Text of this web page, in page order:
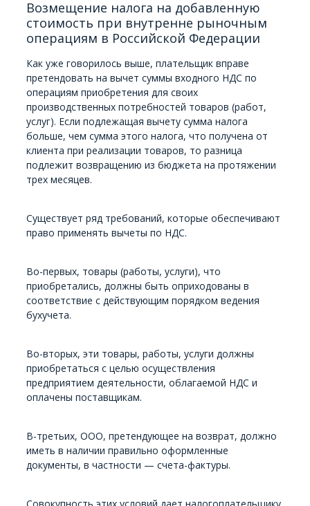
Возмещение налога на добавленную
стоимость при внутренне рыночным
операциям в Российской Федерации
Как уже говорилось выше, плательщик вправе
претендовать на вычет суммы входного НДС по
операциям приобретения для своих
производственных потребностей товаров (работ,
услуг). Если подлежащая вычету сумма налога
больше, чем сумма этого налога, что получена от
клиента при реализации товаров, то разница
подлежит возвращению из бюджета на протяжении
трех месяцев.
Существует ряд требований, которые обеспечивают
право применять вычеты по НДС.
Во-первых, товары (работы, услуги), что
приобретались, должны быть оприходованы в
соответствие с действующим порядком ведения
бухучета.
Во-вторых, эти товары, работы, услуги должны
приобретаться с целью осуществления
предприятием деятельности, облагаемой НДС и
оплачены поставщикам.
В-третьих, ООО, претендующее на возврат, должно
иметь в наличии правильно оформленные
документы, в частности — счета-фактуры.